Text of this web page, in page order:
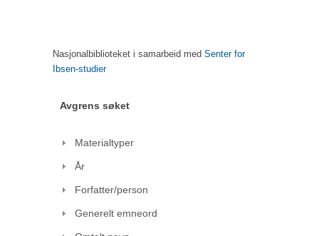
Nasjonalbiblioteket i samarbeid med Senter for
Ibsen-studier
Avgrens søket
Materialtyper
År
Forfatter/person
Generelt emneord